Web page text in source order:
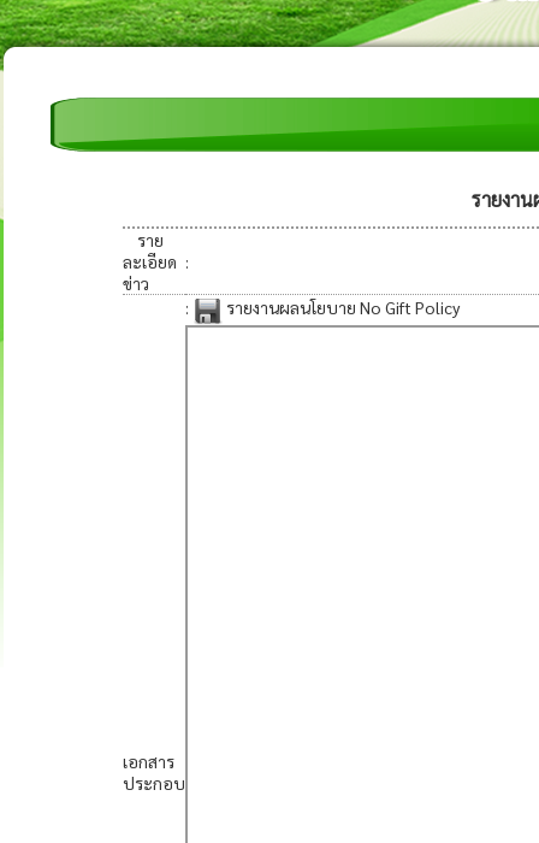
รายงา
ราย
ละเอียด
ข่าว
:
เอกสาร
ประกอบ
: รายงานผลนโยบาย No Gift Policy